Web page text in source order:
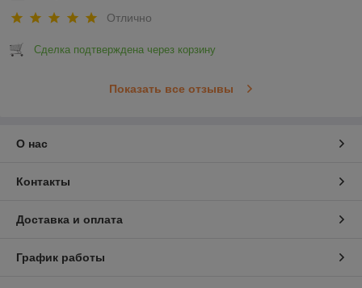
Отлично
Сделка подтверждена через корзину
Показать все отзывы
О нас
Контакты
Доставка и оплата
График работы